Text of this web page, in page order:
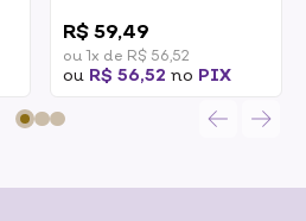
Protetor Facial 50g
FPS30 1un
R$ 59,49
ou 1x de R$ 56,52
ou R$ 56,52 no PIX